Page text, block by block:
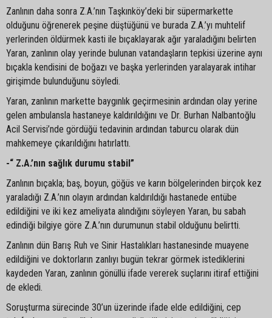
Zanlının daha sonra Z.A.’nın Taşkınköy’deki bir süpermarkette
olduğunu öğrenerek peşine düştüğünü ve burada Z.A.’yı muhtelif
yerlerinden öldürmek kasti ile bıçaklayarak ağır yaraladığını belirten
Yaran, zanlının olay yerinde bulunan vatandaşların tepkisi üzerine aynı
bıçakla kendisini de boğazı ve başka yerlerinden yaralayarak intihar
girişimde bulunduğunu söyledi.
Yaran, zanlının markette baygınlık geçirmesinin ardından olay yerine
gelen ambulansla hastaneye kaldırıldığını ve Dr. Burhan Nalbantoğlu
Acil Servisi’nde gördüğü tedavinin ardından taburcu olarak dün
mahkemeye çıkarıldığını hatırlattı.
-“ Z.A.’nın sağlık durumu stabil”
Zanlının bıçakla; baş, boyun, göğüs ve karın bölgelerinden birçok kez
yaraladığı Z.A.’nın olayın ardından kaldırıldığı hastanede entübe
edildiğini ve iki kez ameliyata alındığını söyleyen Yaran, bu sabah
edindiği bilgiye göre Z.A.’nın durumunun stabil olduğunu belirtti.
Zanlının dün Barış Ruh ve Sinir Hastalıkları hastanesinde muayene
edildiğini ve doktorların zanlıyı bugün tekrar görmek istediklerini
kaydeden Yaran, zanlının gönüllü ifade vererek suçlarını itiraf ettiğini
de ekledi.
Soruşturma sürecinde 30’un üzerinde ifade elde edildiğini, cep